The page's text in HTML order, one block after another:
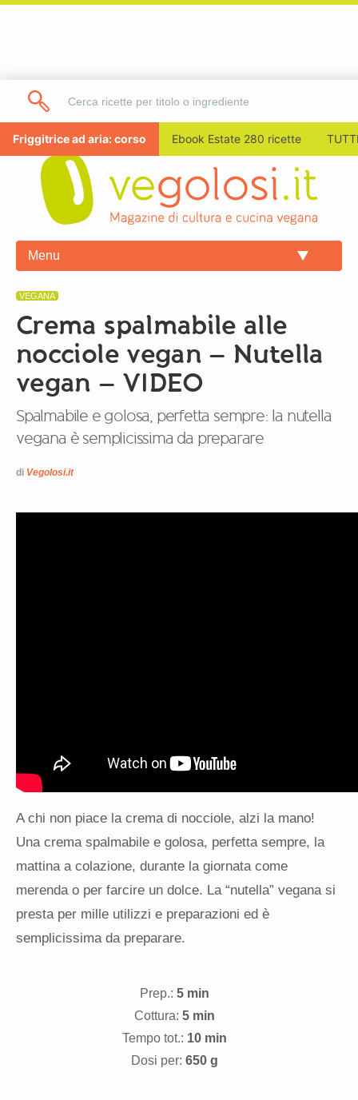
Friggitrice ad aria: corso Ebook Estate 280 ricette
Menu
VEGANA
Crema spalmabile alle
nocciole vegan – Nutella
vegan – VIDEO
Spalmabile e golosa, perfetta sempre: la nutella
vegana è semplicissima da preparare
di Vegolosi.it
A chi non piace la crema di nocciole, alzi la mano!
Una crema spalmabile e golosa, perfetta sempre, la
mattina a colazione, durante la giornata come
merenda o per farcire un dolce. La “nutella” vegana si
presta per mille utilizzi e preparazioni ed è
semplicissima da preparare.
Prep.: 5 min
Cottura: 5 min
Tempo tot.: 10 min
Dosi per: 650 g